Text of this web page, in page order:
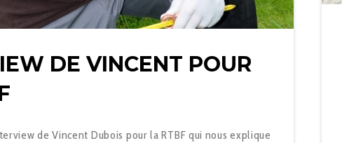
DE VINCENT POUR
de Vincent Dubois pour la RTBF qui nous explique